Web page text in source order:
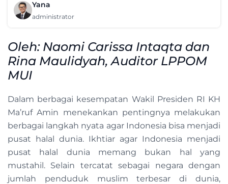
Yana
administrator
Oleh: Naomi Carissa Intaqta dan
Rina Maulidyah, Auditor LPPOM
MUI
Dalam berbagai kesempatan Wakil Presiden RI KH
Ma’ruf Amin menekankan pentingnya melakukan
berbagai langkah nyata agar Indonesia bisa menjadi
pusat halal dunia. Ikhtiar agar Indonesia menjadi
pusat halal dunia memang bukan hal yang
mustahil. Selain tercatat sebagai negara dengan
jumlah penduduk muslim terbesar di dunia,